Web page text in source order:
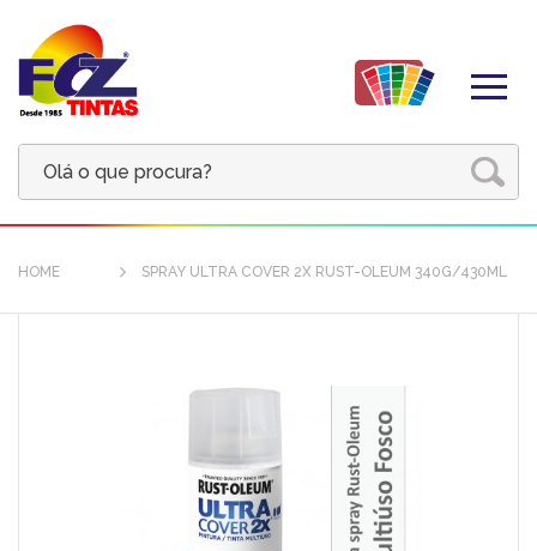
HOME SPRAY ULTRA COVER 2X RUST-OLEUM 340G/430ML